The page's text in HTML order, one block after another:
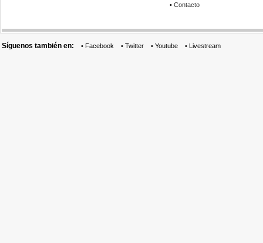
• Contacto
Síguenos también en: • Facebook • Twitter • Youtube • Livestream